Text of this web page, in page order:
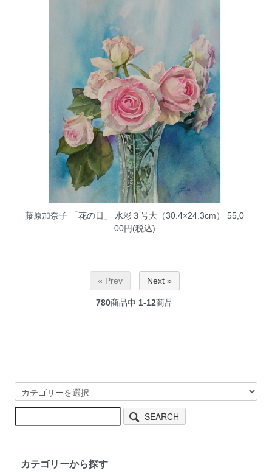
藤原加奈子 「花の日」 水彩３号大（30.4×24.3cm）
55,0
00円(税込)
« Prev Next »
780商品中 1-12商品
SEARCH
カテゴリーから探す